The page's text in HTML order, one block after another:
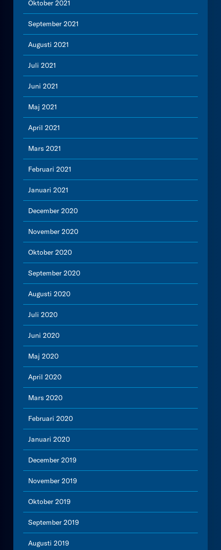
Oktober 2021
September 2021
Augusti 2021
Juli 2021
Juni 2021
Maj 2021
April 2021
Mars 2021
Februari 2021
Januari 2021
December 2020
November 2020
Oktober 2020
September 2020
Augusti 2020
Juli 2020
Juni 2020
Maj 2020
April 2020
Mars 2020
Februari 2020
Januari 2020
December 2019
November 2019
Oktober 2019
September 2019
Augusti 2019